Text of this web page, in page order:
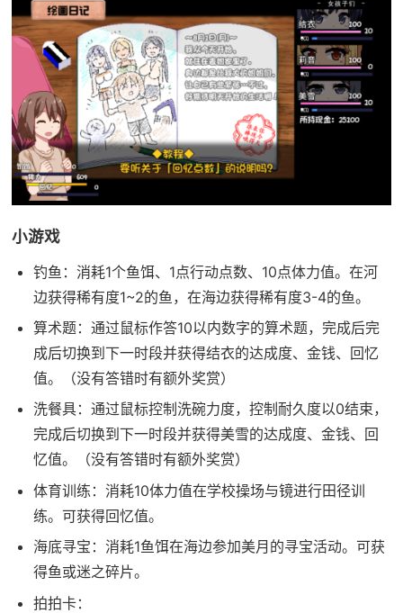
小游戏
钓鱼：消耗1个鱼饵、1点行动点数、10点体力值。在河
边获得稀有度1~2的鱼，在海边获得稀有度3-4的鱼。
算术题：通过鼠标作答10以内数字的算术题，完成后完
成后切换到下一时段并获得结衣的达成度、金钱、回忆
值。（没有答错时有额外奖赏）
洗餐具：通过鼠标控制洗碗力度，控制耐久度以0结束，
完成后切换到下一时段并获得美雪的达成度、金钱、回
忆值。（没有答错时有额外奖赏）
体育训练：消耗10体力值在学校操场与镜进行田径训
练。可获得回忆值。
海底寻宝：消耗1鱼饵在海边参加美月的寻宝活动。可获
得鱼或迷之碎片。
拍拍卡：